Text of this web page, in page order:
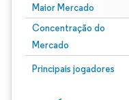
Maior Mercado
Concentração do
Mercado
Principais jogadores